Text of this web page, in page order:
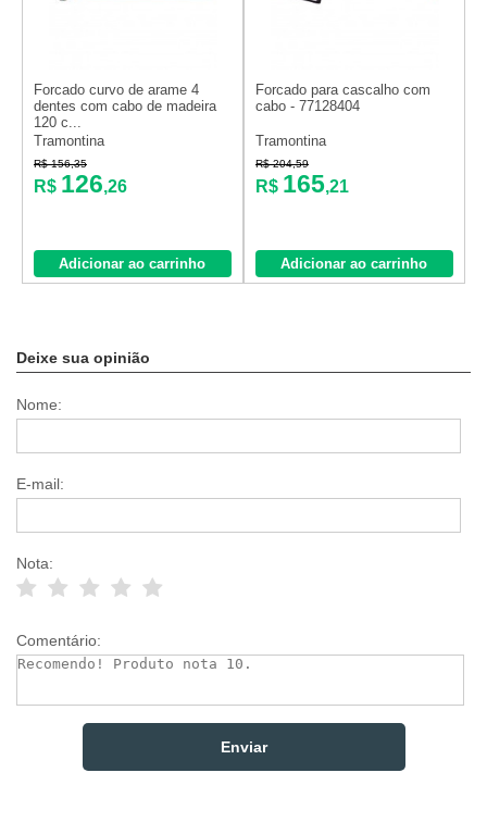
Forcado curvo de arame 4
dentes com cabo de madeira
120 c...
Tramontina
R$ 156,35
R$ 126,26
Adicionar ao carrinho
Forcado para cascalho com
cabo - 77128404
Tramontina
R$ 204,59
R$ 165,21
Adicionar ao carrinho
Deixe sua opinião
Nome:
E-mail:
Nota:
Comentário: